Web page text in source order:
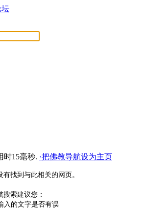
坛
时15毫秒. ·把佛教导航设为主页
有找到与此相关的网页。
搜索建议您：
入的文字是否有误